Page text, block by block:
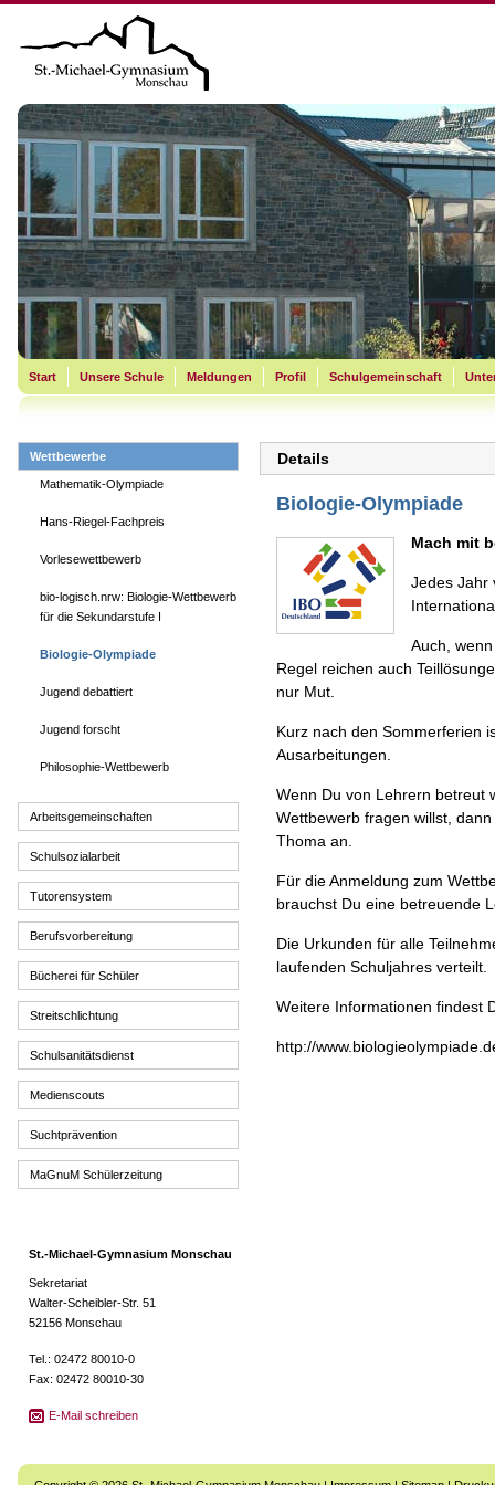
Details
Biologie-Olympiade
Mach mit
Jedes Jahr
Auch,
Regel reichen auch
nur Mut.
Kurz nach den Sommerferien
Ausarbeitungen.
Wenn Du von Lehrern betreut
Wettbewerb fragen willst,
Thoma an.
Für die Anmeldung zum
brauchst Du eine betreuende
Die Urkunden für alle
laufenden Schuljahres verteilt.
Weitere Informationen findest
http://
Wettbewerbe
Mathematik-Olympiade
Hans-Riegel-Fachpreis
Vorlesewettbewerb
bio-logisch.nrw: Biologie-Wettbewerb
für die Sekundarstufe I
Biologie-Olympiade
Jugend debattiert
Jugend forscht
Philosophie-Wettbewerb
Arbeitsgemeinschaften
Schulsozialarbeit
Tutorensystem
Berufsvorbereitung
Bücherei für Schüler
Streitschlichtung
Schulsanitätsdienst
Medienscouts
Suchtprävention
MaGnuM Schülerzeitung
St.-Michael-Gymnasium Monschau
Sekretariat
Walter-Scheibler-Str. 51
52156 Monschau
Tel.: 02472 80010-0
Fax: 02472 80010-30
E-Mail schreiben
Start Unsere Schule Meldungen Profil Schulgemeinschaft